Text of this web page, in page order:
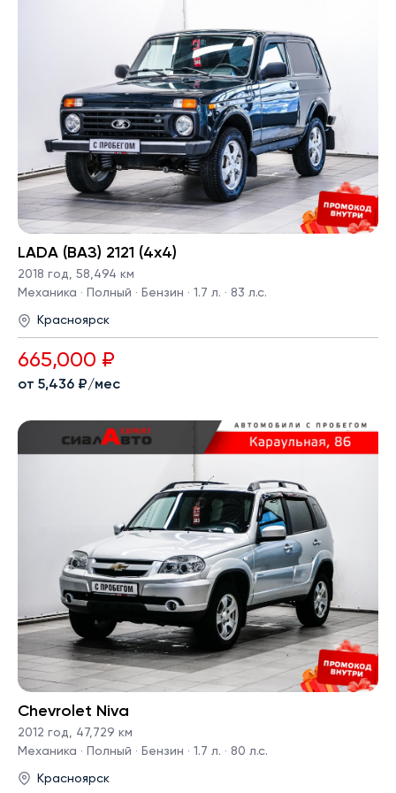
LADA (ВАЗ) 2121 (4x4)
2018 год, 58,494 км
Механика · Полный · Бензин · 1.7 л. · 83 л.с.
Красноярск
665,000 ₽
от 5,436 ₽/мес
Chevrolet Niva
2012 год
47,729 км
Механика · Полный · Бензин · 1.7 л. · 80 л.с.
Красноярск